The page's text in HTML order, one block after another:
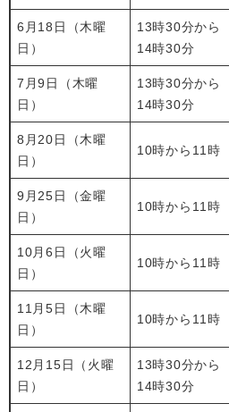
6月18日（木曜
日）
13時30分から
14時30分
7月9日（木曜
日）
13時30分から
14時30分
8月20日（木曜
日）
10時から11時
9月25日（金曜
日）
10時から11時
10月6日（火曜
日）
10時から11時
11月5日（木曜
日）
10時から11時
12月15日（火曜
日）
13時30分から
14時30分